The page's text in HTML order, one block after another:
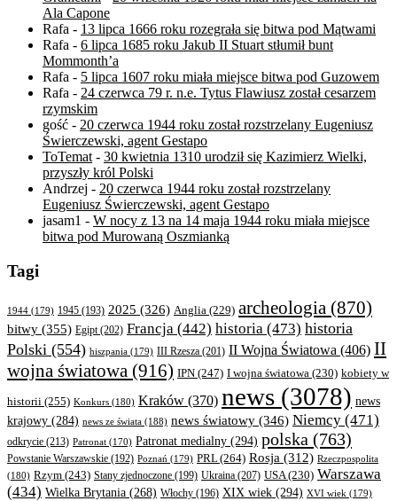
Ala Capone
Rafa - 13 lipca 1666 roku rozegrała się bitwa pod Mątwami
Rafa - 6 lipca 1685 roku Jakub II Stuart stłumił bunt
Mommonth’a
Rafa - 5 lipca 1607 roku miała miejsce bitwa pod Guzowem
Rafa - 24 czerwca 79 r. n.e. Tytus Flawiusz został cesarzem
rzymskim
gość - 20 czerwca 1944 roku został rozstrzelany Eugeniusz
Świerczewski, agent Gestapo
ToTemat - 30 kwietnia 1310 urodził się Kazimierz Wielki,
przyszły król Polski
Andrzej - 20 czerwca 1944 roku został rozstrzelany
Eugeniusz Świerczewski, agent Gestapo
jasam1 - W nocy z 13 na 14 maja 1944 roku miała miejsce
bitwa pod Murowaną Oszmianką
Tagi
1944 (179) 1945 (193) 2025 (326) Anglia (229) archeologia (870)
bitwy (355) Egipt(202) Francja (442) historia (473) historia
Polski (554) hiszpania (179) III Rzesza (201) II Wojna Światowa (406) II
wojna światowa (916) IPN (247) I wojna światowa (230) kobiety w
historii (255) Konkurs (180) Kraków (370) news (3078) news
krajowy (284) news ze świata (188) news światowy (346) Niemcy (471)
odkrycie (213) Patronat (170) Patronat medialny (294) polska (763)
Powstanie Warszawskie (192) Poznań (179) PRL(264) Rosja (312) Rzeczpospolita
(180) Rzym (243) Stany zjednoczone (199) Ukraina (207) USA(230) Warszawa
(434) Wielka Brytania (268) Włochy (196) XIX wiek (294) XVI wiek (179)